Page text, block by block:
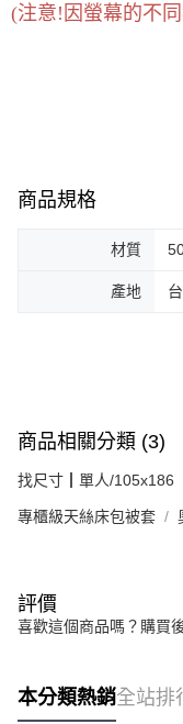
(注意!因螢幕的不
商品規格
材質
產地
商品相關分類 (3)
找尺寸┃單人/105x186
專櫃級天絲床包被套
評價
喜歡這個商品嗎？購買
本分類熱銷全站排